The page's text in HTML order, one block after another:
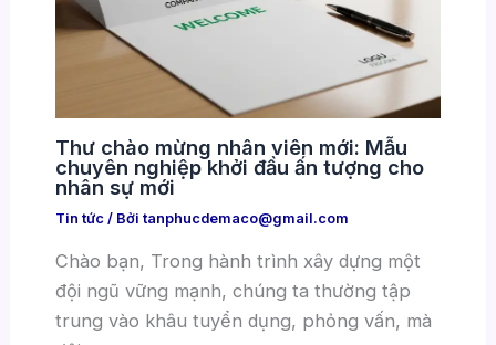
Thư chào mừng nhân viên mới: Mẫu
chuyên nghiệp khởi đầu ấn tượng cho
nhân sự mới
Tin tức / Bởi tanphucdemaco@gmail.com
Chào bạn, Trong hành trình xây dựng một
đội ngũ vững mạnh, chúng ta thường tập
trung vào khâu tuyển dụng, phỏng vấn, mà